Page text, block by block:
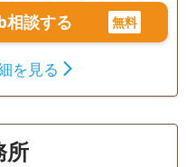
相談する 無料
を見る
所